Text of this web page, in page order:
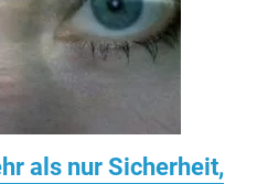
als nur Sicherheit,